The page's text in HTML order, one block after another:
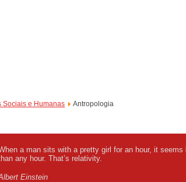
Sociais e Humanas Antropologia
a man sits with a pretty girl for an hour, it
any hour. That’s relativity.
Einstein